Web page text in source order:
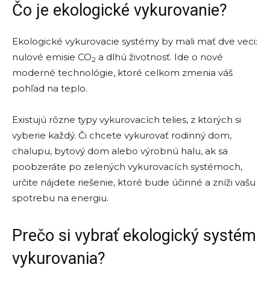
Čo je ekologické vykurovanie?
Ekologické vykurovacie systémy by mali mať dve veci:
nulové emisie CO2 a dlhú životnosť. Ide o nové
moderné technológie, ktoré celkom zmenia váš
pohľad na teplo.
Existujú rôzne typy vykurovacích telies, z ktorých si
vyberie každý. Či chcete vykurovať rodinný dom,
chalupu, bytový dom alebo výrobnú halu, ak sa
poobzeráte po zelených vykurovacích systémoch,
určite nájdete riešenie, ktoré bude účinné a zníži vašu
spotrebu na energiu.
Prečo si vybrať ekologický systém
vykurovania?